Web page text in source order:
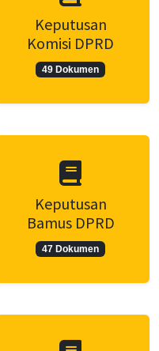
Keputusan
Komisi DPRD
49 Dokumen
Keputusan
Bamus DPRD
47 Dokumen